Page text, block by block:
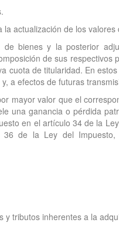
actualización de los valores
bienes y la posterior
de sus
de titularidad. En
a efectos de futuras
mayor valor que el
una ganancia o pérdida
en el artículo 34 de la
de la Ley del Impuesto,
tributos inherentes a la